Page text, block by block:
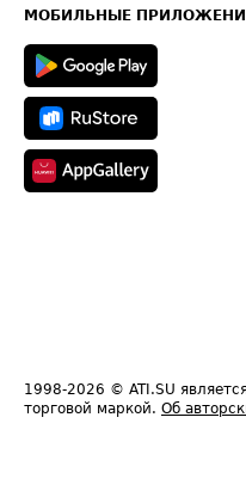
Техническая информация
МОБИЛЬНЫЕ
1998-2026 © ATI.SU
торговой маркой. Об